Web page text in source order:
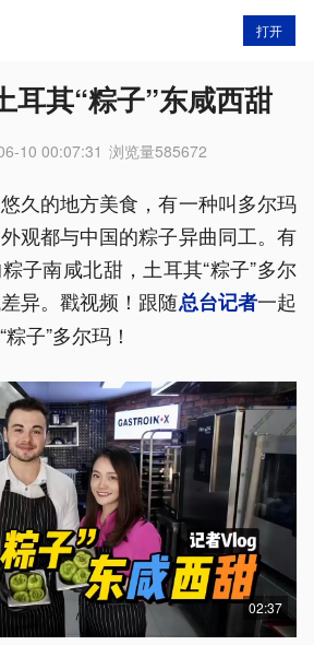
打开
耳其“粽子”东咸西甜
10 00:07:31 浏览量585672
久的地方美食，有一种叫多尔玛
观都与中国的粽子异曲同工。有
子南咸北甜，土耳其“粽子”多尔
异。戳视频！跟随总台记者一起
子”多尔玛！
02:37